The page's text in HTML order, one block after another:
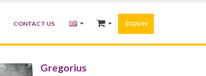
CONTACT US SIGN IN
Gregorius